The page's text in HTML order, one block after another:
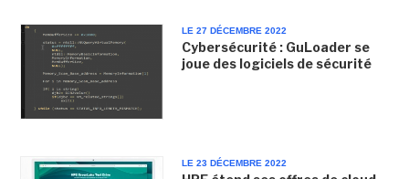
LE 27 DÉCEMBRE 2022
Cybersécurité : GuLoader se
joue des logiciels de sécurité
LE 23 DÉCEMBRE 2022